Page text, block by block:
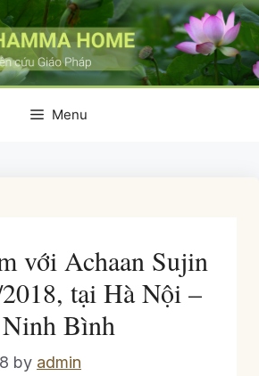
Menu
với Achaan Sujin
tại Hà Nội –
Ninh Bình
by admin